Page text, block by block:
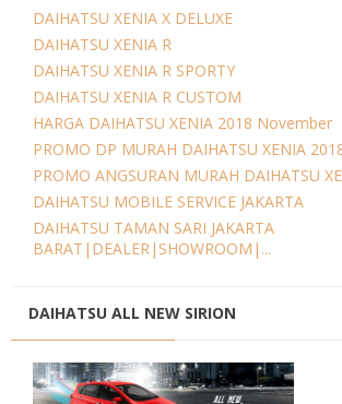
DAIHATSU XENIA X DELUXE
DAIHATSU XENIA R
DAIHATSU XENIA R SPORTY
DAIHATSU XENIA R CUSTOM
HARGA DAIHATSU XENIA 2018 November
PROMO DP MURAH DAIHATSU XENIA
PROMO ANGSURAN MURAH DAIHATSU
DAIHATSU MOBILE SERVICE JAKARTA
DAIHATSU TAMAN SARI JAKARTA
BARAT|DEALER|SHOWROOM|...
DAIHATSU ALL NEW SIRION